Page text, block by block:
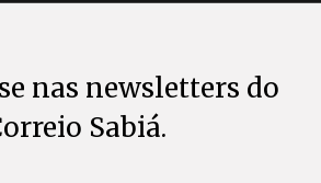
nas newsletters do
Sabiá.